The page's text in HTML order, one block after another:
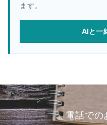
ます。
AIと一
電話での